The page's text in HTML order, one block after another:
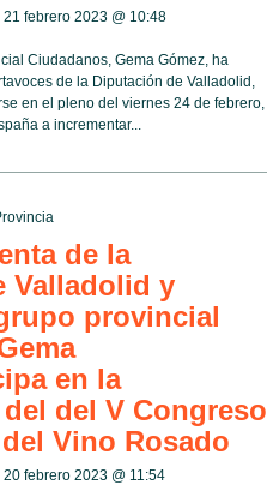
febrero 2023 @ 10:48
Ciudadanos, Gema Gómez, ha
de la Diputación de Valladolid,
en el pleno del viernes 24 de febrero,
a incrementar...
de la
Valladolid y
provincial
en la
del V Congreso
Vino Rosado
febrero 2023 @ 11:54